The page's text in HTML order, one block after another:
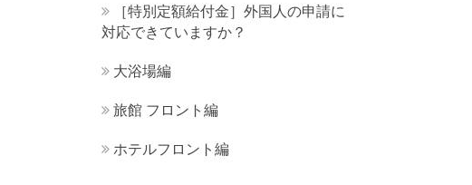
［特別定額給付金］外国人の申請に
対応できていますか？
大浴場編
旅館 フロント編
ホテルフロント編